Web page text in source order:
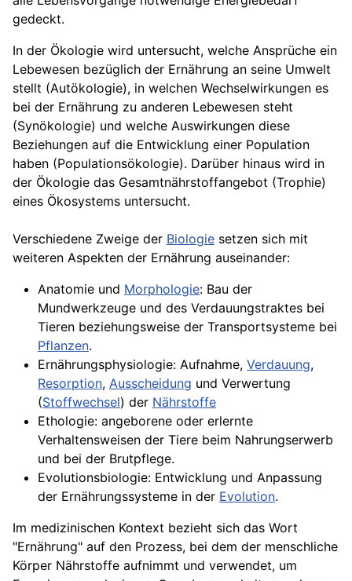
gedeckt.
In der Ökologie wird untersucht, welche Ansprüche ein
Lebewesen bezüglich der Ernährung an seine Umwelt
stellt (Autökologie), in welchen Wechselwirkungen es
bei der Ernährung zu anderen Lebewesen steht
(Synökologie) und welche Auswirkungen diese
Beziehungen auf die Entwicklung einer Population
haben (Populationsökologie). Darüber hinaus wird in
der Ökologie das Gesamtnährstoffangebot (Trophie)
eines Ökosystems untersucht.
Verschiedene Zweige der Biologie setzen sich mit
weiteren Aspekten der Ernährung auseinander:
Anatomie und Morphologie: Bau der
Mundwerkzeuge und des Verdauungstraktes bei
Tieren beziehungsweise der Transportsysteme bei
Pflanzen.
Ernährungsphysiologie: Aufnahme, Verdauung,
Resorption, Ausscheidung und Verwertung
(Stoffwechsel) der Nährstoffe
Ethologie: angeborene oder erlernte
Verhaltensweisen der Tiere beim Nahrungserwerb
und bei der Brutpflege.
Evolutionsbiologie: Entwicklung und Anpassung
der Ernährungssysteme in der Evolution.
Im medizinischen Kontext bezieht sich das Wort
"Ernährung" auf den Prozess, bei dem der menschliche
Körper Nährstoffe aufnimmt und verwendet, um